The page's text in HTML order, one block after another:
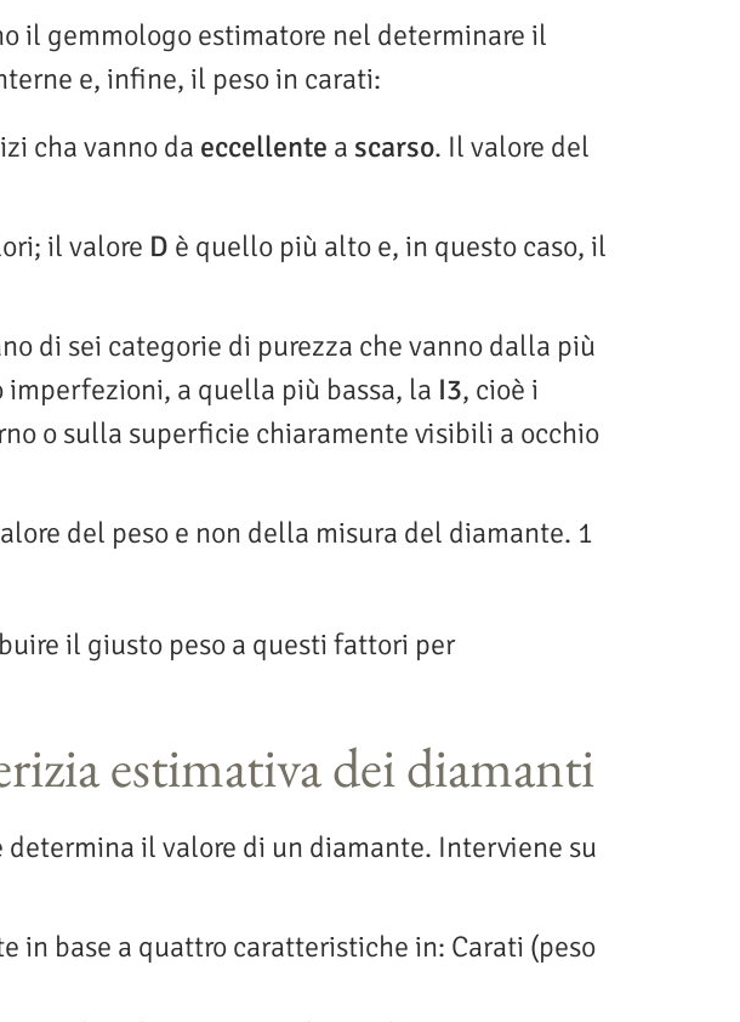
il gemmologo estimatore nel determinare il
e, infine, il peso in carati:
cha vanno da eccellente a scarso. Il valore del
il valore D è quello più alto e, in questo caso, il
di sei categorie di purezza che vanno dalla più
a quella più bassa, la I3, cioè i
o sulla superficie chiaramente visibili a occhio
del peso e non della misura del diamante. 1
il giusto peso a questi fattori per
estimativa dei diamanti
il valore di un diamante. Interviene su
base a quattro caratteristiche in: Carati (peso